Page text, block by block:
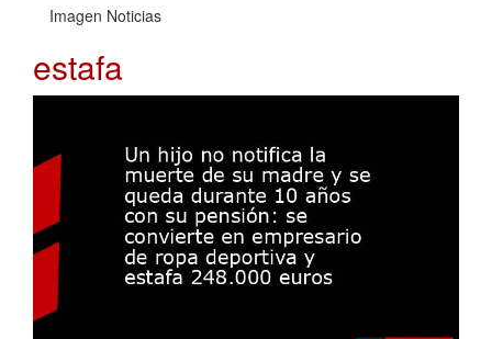
Imagen Noticias
estafa